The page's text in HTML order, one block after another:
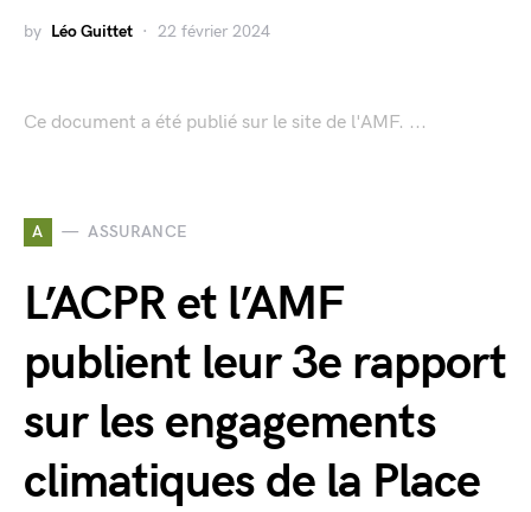
by Léo Guittet 22 février 2024
Ce document a été publié sur le site de l'AMF. ...
A ASSURANCE
L’ACPR et l’AMF
publient leur 3e rapport
sur les engagements
climatiques de la Place